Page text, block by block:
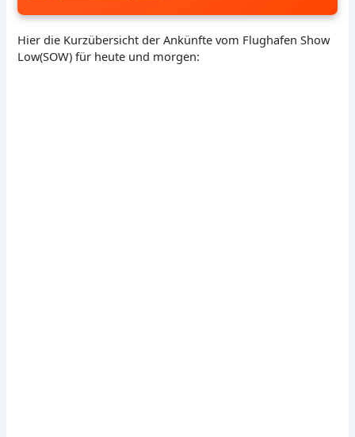
Hier die Kurzübersicht der Ankünfte vom Flughafen Show
Low(SOW) für heute und morgen: